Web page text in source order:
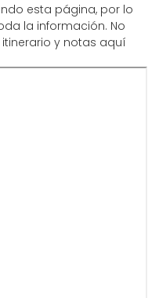
esta página, por lo
la información. No
y notas aquí